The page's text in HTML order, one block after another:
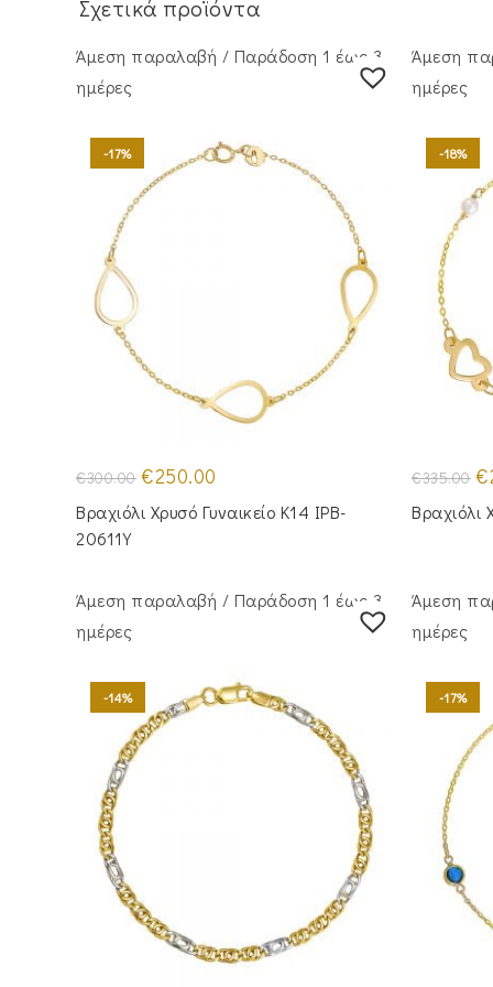
Σχετικά προϊόντα
Άμεση παραλαβή / Παράδoση 1 έως 3
ημέρες
-17%
€300.00 Original
price
was:
€300.00.
€250.00
είναι:
Βραχιόλι Χρυσό Γυναικείο Κ14 IPB-
20611Y
Άμεση
ημέρες
-18%
€335.00 €
Βραχιόλι
Άμεση παραλαβή / Παράδoση 1 έως 3
ημέρες
-14%
Άμεση
ημέρες
-17%